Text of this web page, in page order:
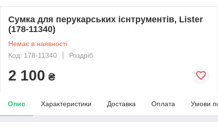
Сумка для перукарських існтрументів, Lister
(178-11340)
Немає в наявності
Код: 178-11340
Роздріб
2 100 ₴
Опис Характеристики Доставка Оплата Умови